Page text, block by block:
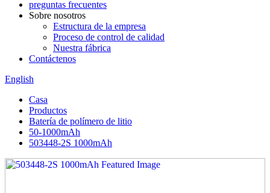
preguntas frecuentes
Sobre nosotros
Estructura de la empresa
Proceso de control de calidad
Nuestra fábrica
Contáctenos
English
Casa
Productos
Batería de polímero de litio
50-1000mAh
503448-2S 1000mAh